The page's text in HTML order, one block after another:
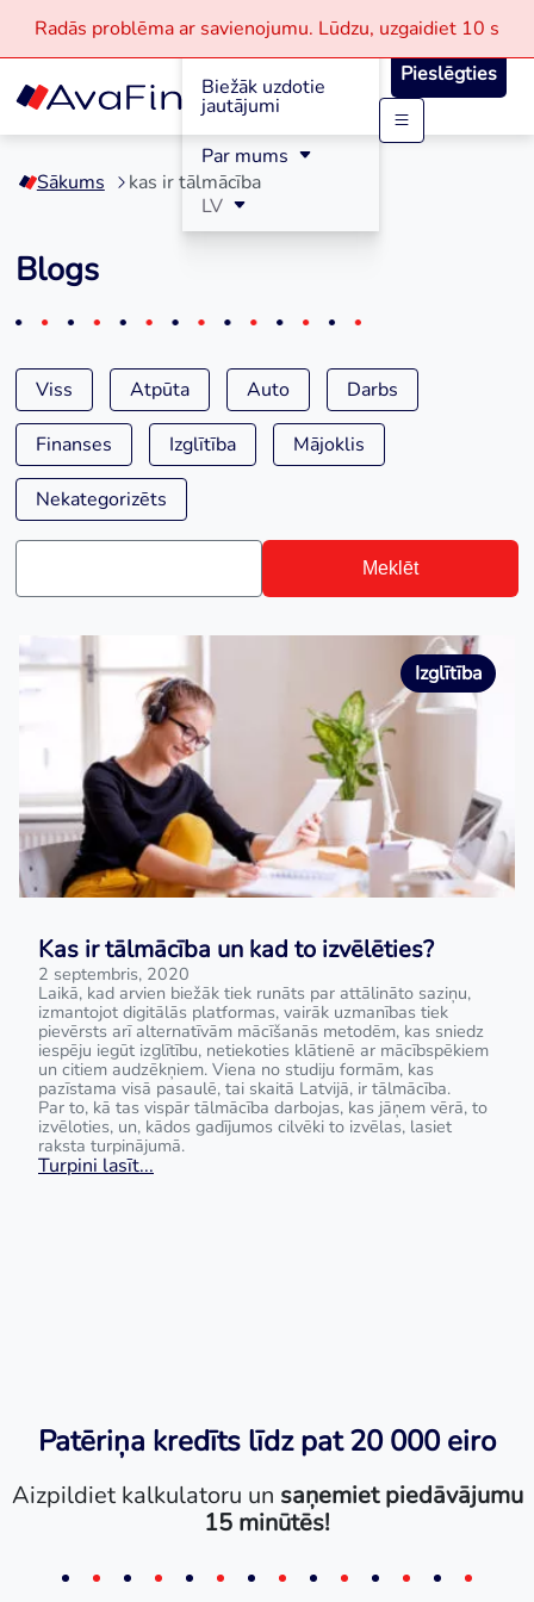
Skip
content
Radās problēma ar savienojumu. Lūdzu, uzgaidiet 10 s
Reģistrācija
Biežāk uzdotie
jautājumi
Par mums
LV
Pieslēgties
Sākums kas ir tālmācība
Blogs
Viss Atpūta Auto Darbs
Finanses Izglītība Mājoklis
Nekategorizēts
Meklēt
Izglītība
Kas ir tālmācība un kad to izvēlēties?
2 septembris, 2020
Laikā, kad arvien biežāk tiek runāts par attālināto saziņu,
izmantojot digitālās platformas, vairāk uzmanības tiek
pievērsts arī alternatīvām mācīšanās metodēm, kas sniedz
iespēju iegūt izglītību, netiekoties klātienē ar mācībspēkiem
un citiem audzēkņiem. Viena no studiju formām, kas
pazīstama visā pasaulē, tai skaitā Latvijā, ir tālmācība.
Par to, kā tas vispār tālmācība darbojas, kas jāņem vērā, to
izvēloties, un, kādos gadījumos cilvēki to izvēlas, lasiet
raksta turpinājumā.
Turpini lasīt...
Patēriņa kredīts līdz pat 20 000 eiro
Aizpildiet kalkulatoru un saņemiet piedāvājumu
15 minūtēs!